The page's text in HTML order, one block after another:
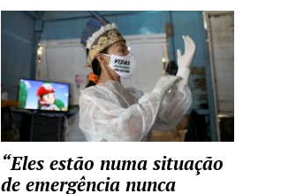
“Eles estão numa situação
de emergência nunca